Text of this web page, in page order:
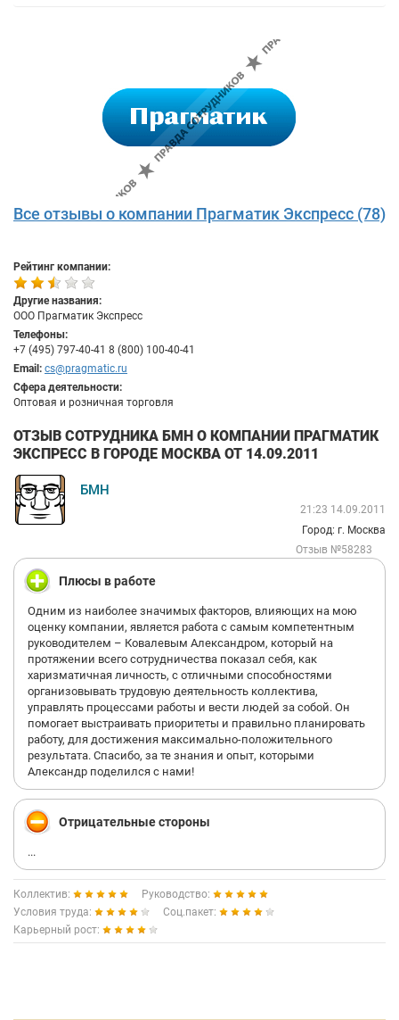
Все отзывы о компании Прагматик Экспресс (78)
Рейтинг компании:
Другие названия:
ООО Прагматик Экспресс
Телефоны:
+7 (495) 797-40-41 8 (800) 100-40-41
Email: cs@pragmatic.ru
Сфера деятельности:
Оптовая и розничная торговля
ОТЗЫВ СОТРУДНИКА БМН О КОМПАНИИ ПРАГМАТИК
ЭКСПРЕСС В ГОРОДЕ МОСКВА ОТ 14.09.2011
БМН
21:23 14.09.2011
Город: г. Москва
Отзыв №58283
Плюсы в работе
Одним из наиболее значимых факторов, влияющих на мою
оценку компании, является работа с самым компетентным
руководителем – Ковалевым Александром, который на
протяжении всего сотрудничества показал себя, как
харизматичная личность, с отличными способностями
организовывать трудовую деятельность коллектива,
управлять процессами работы и вести людей за собой. Он
помогает выстраивать приоритеты и правильно планировать
работу, для достижения максимально-положительного
результата. Спасибо, за те знания и опыт, которыми
Александр поделился с нами!
Отрицательные стороны
...
Коллектив:
Руководство:
Условия труда:
Соц.пакет:
Карьерный рост: